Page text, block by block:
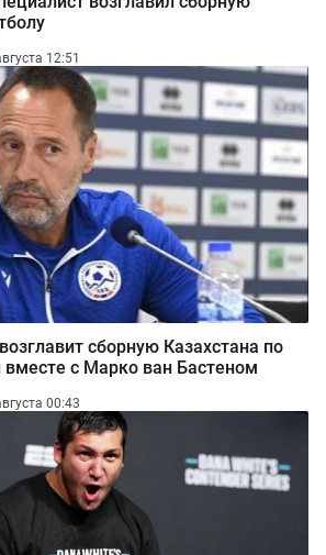
12:51
сборную Казахстана по
вместе с Марко ван Бастеном
00:43